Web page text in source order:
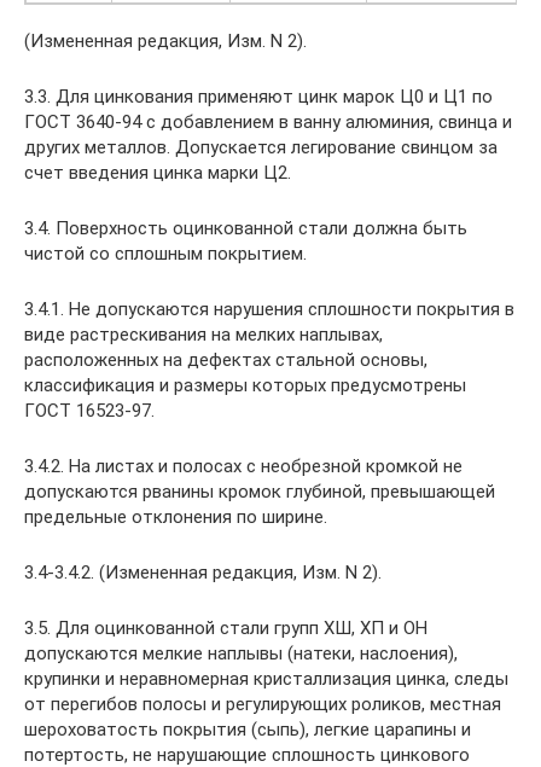
(Измененная редакция, Изм. N 2).
3.3. Для цинкования применяют цинк марок Ц0 и Ц1 по
ГОСТ 3640-94 с добавлением в ванну алюминия, свинца и
других металлов. Допускается легирование свинцом за
счет введения цинка марки Ц2.
3.4. Поверхность оцинкованной стали должна быть
чистой со сплошным покрытием.
3.4.1. Не допускаются нарушения сплошности покрытия в
виде растрескивания на мелких наплывах,
расположенных на дефектах стальной основы,
классификация и размеры которых предусмотрены
ГОСТ 16523-97.
3.4.2. На листах и полосах с необрезной кромкой не
допускаются рванины кромок глубиной, превышающей
предельные отклонения по ширине.
3.4-3.4.2. (Измененная редакция, Изм. N 2).
3.5. Для оцинкованной стали групп ХШ, ХП и ОН
допускаются мелкие наплывы (натеки, наслоения),
крупинки и неравномерная кристаллизация цинка, следы
от перегибов полосы и регулирующих роликов, местная
шероховатость покрытия (сыпь), легкие царапины и
потертость, не нарушающие сплошность цинкового